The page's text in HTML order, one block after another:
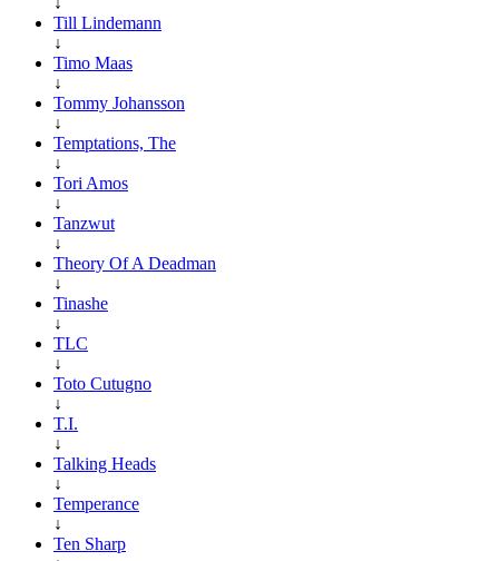
Till Lindemann
↓
Timo Maas
↓
Tommy Johansson
↓
Temptations, The
↓
Tori Amos
↓
Tanzwut
↓
Theory Of A Deadman
↓
Tinashe
↓
TLC
↓
Toto Cutugno
↓
T.I.
↓
Talking Heads
↓
Temperance
↓
Ten Sharp